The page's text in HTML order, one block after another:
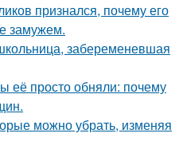
признался, почему его
замужем.
забеременевшая
её просто обняли: почему
можно убрать, изменяя